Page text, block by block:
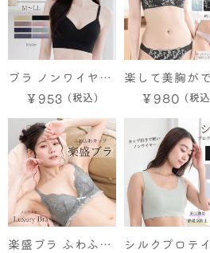
ブラ ノンワイヤー
リラックス しっと
り なめらか サラサ
ラ M L LL 大きい
サイズ 快適 盛れる
盛りブラ 脇高 柔ら
か素材 軽やか ズレ
ない 下着 ブラジャ
ー シームレス ノン
￥953
楽して美胸が
るブラ ツタ
小花刺繍
￥980
楽盛ブラ ふわふわ
シルクプロテ